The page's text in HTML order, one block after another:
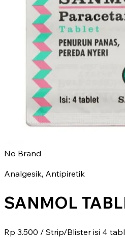
No Brand
Analgesik, Antipiretik
SANMOL
Rp 3.500 / Strip/Blister isi 4